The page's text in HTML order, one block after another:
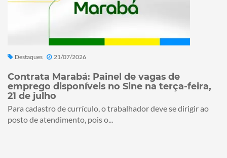
Destaques 21/07/2026
Contrata Marabá: Painel de vagas de
emprego disponíveis no Sine na terça-feira,
21 de julho
Para cadastro de currículo, o trabalhador deve se dirigir ao
posto de atendimento, pois o...